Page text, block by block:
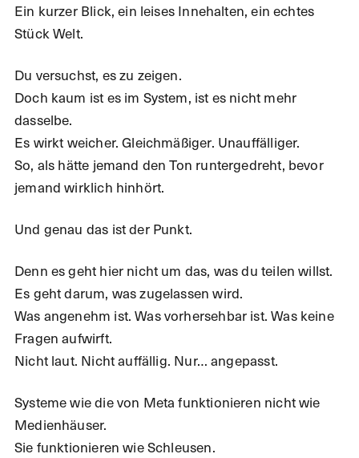
Ein kurzer Blick, ein leises Innehalten, ein echtes
Stück Welt.
Du versuchst, es zu zeigen.
Doch kaum ist es im System, ist es nicht mehr
dasselbe.
Es wirkt weicher. Gleichmäßiger. Unauffälliger.
So, als hätte jemand den Ton runtergedreht, bevor
jemand wirklich hinhört.
Und genau das ist der Punkt.
Denn es geht hier nicht um das, was du teilen willst.
Es geht darum, was zugelassen wird.
Was angenehm ist. Was vorhersehbar ist. Was keine
Fragen aufwirft.
Nicht laut. Nicht auffällig. Nur… angepasst.
Systeme wie die von Meta funktionieren nicht wie
Medienhäuser.
Sie funktionieren wie Schleusen.